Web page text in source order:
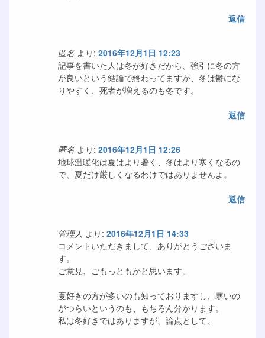
返信
匿名 より: 2016年12月1日 12:23
記事を書いた人は冬が好きだから、強引に冬の方
が良いという結論で終わってますが、冬は鬱にな
りやすく、死者が増えるのも冬です。
返信
匿名 より: 2016年12月1日 12:26
地球温暖化は夏はより暑く、冬はより寒くなるの
で、夏だけ厳しくなるわけではありませんよ。
返信
管理人 より: 2016年12月1日 14:33
コメントいただきまして、ありがとうございま
す。
ご意見、ごもっともかと思います。
夏好きの方が多いのも知っておりますし、寒いの
がつらいというのも、もちろん分かります。
私は冬好きではありますが、論点として、